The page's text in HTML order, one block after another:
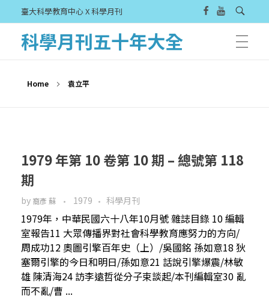
臺大科學教育中心 X 科學月刊
科學月刊五十年大全
Home 袁立平
1979 年第 10 卷第 10 期 – 總號第 118
期
by 裔彥 蘇 1979 科學月刊
1979年，中華民國六十八年10月號 雜誌目錄 10 編輯
室報告11 大眾傳播界對社會科學教育應努力的方向/
周成功12 奧圖引擎百年史（上）/吳國銘 孫如意18 狄
塞爾引擎的今日和明日/孫如意21 話說引擎爆震/林敏
雄 陳清海24 訪李遠哲從分子束談起/本刊編輯室30 亂
而不亂/曹 ...